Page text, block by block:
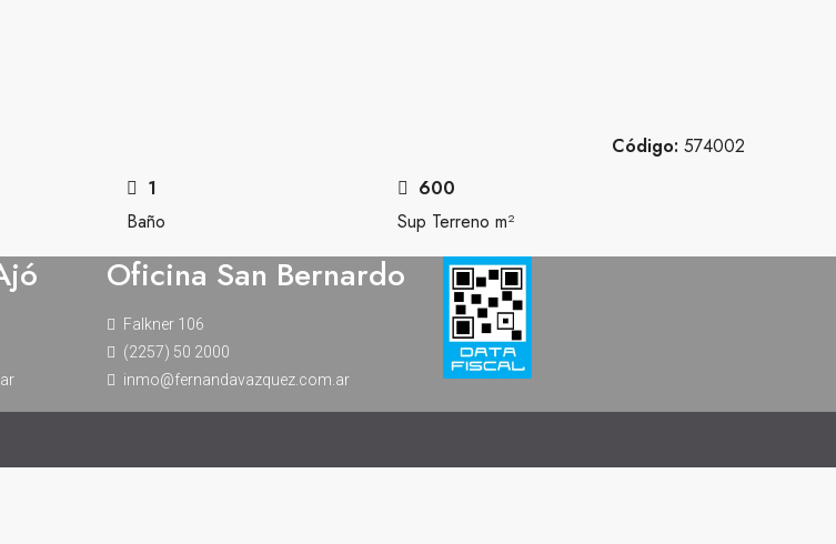
Código: 574002
1
Baño
600
Sup Terreno m²
Oficina San Bernardo
Falkner 106
(2257) 50 2000
inmo@fernandavazquez.com.ar